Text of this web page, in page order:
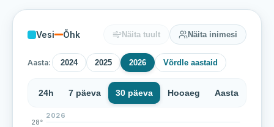
Vesi Õhk Näita tuult Näita inimesi
Aasta: 2024 2025 2026 Võrdle aastaid
24h 7 päeva 30 päeva Hooaeg Aasta
Verevi järve veetemperatuur on viimase 71
28°
2026